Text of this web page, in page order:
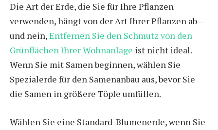
Die Art der Erde, die Sie für Ihre Pflanzen
verwenden, hängt von der Art Ihrer Pflanzen ab –
und nein,Entfernen Sie den Schmutz von den
Grünflächen Ihrer Wohnanlage ist nicht ideal.
Wenn Sie mit Samen beginnen, wählen Sie
Spezialerde für den Samenanbau aus, bevor Sie
die Samen in größere Töpfe umfüllen.
Wählen Sie eine Standard-Blumenerde, wenn Sie